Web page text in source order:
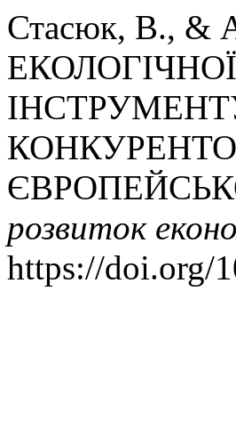
Стасюк, В., &
розвиток
https://doi.org/